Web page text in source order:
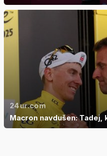
24ur.com
Macron navdušen: